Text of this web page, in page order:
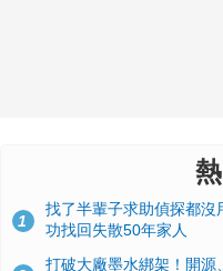
1
找了半輩子求助偵探都
功找回失散50年家人
打破大廠墨水綁架！開